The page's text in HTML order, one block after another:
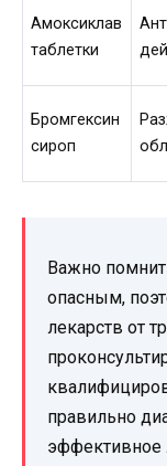
Амоксиклав
таблетки
Бромгексин
сироп
Важно
опасным,
лекарств от
правильно
эффективное